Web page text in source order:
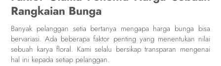
Rangkaian Bunga
Banyak pelanggan setia bertanya mengapa harga bunga bisa
bervariasi. Ada beberapa faktor penting yang menentukan nilai
sebuah karya floral. Kami selalu bersikap transparan mengenai
hal ini kepada setiap pelanggan.